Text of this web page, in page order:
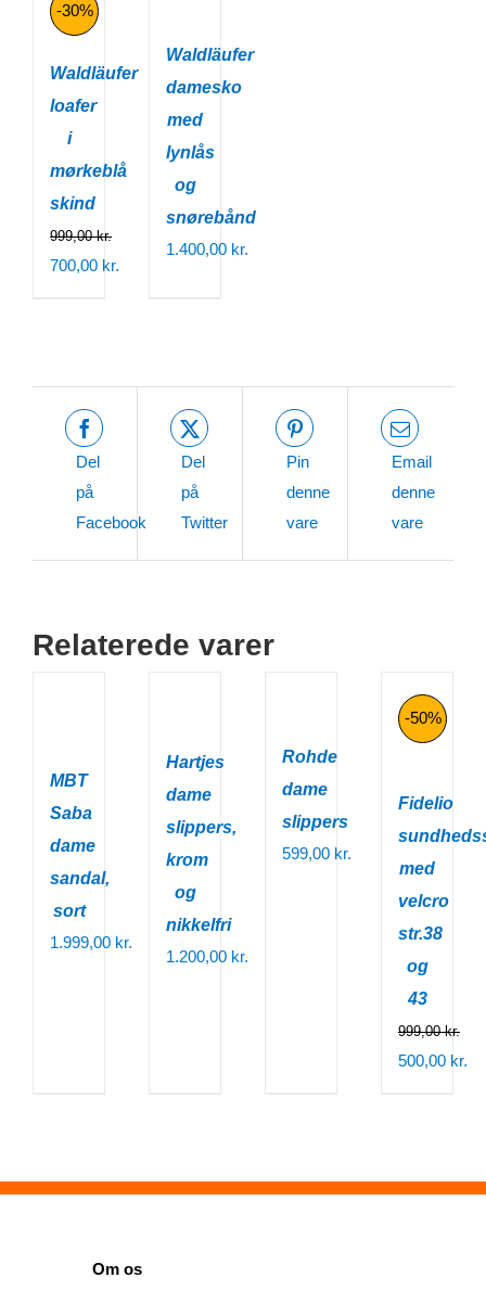
-30%
Waldläufer
loafer
i
mørkeblå
skind
999,00kr.
Den
999,00 kr..
700,00 kr.
er:
700,00 kr..
Waldläufer
damesko
med
lynlås
og
snørebånd
1.400,00 kr.
Del
på
Facebook
Del
på
Twitter
Pin
denne
vare
Email
denne
vare
Relaterede varer
MBT
Saba
dame
sandal,
sort
1.999,00 kr.
Hartjes
dame
slippers,
krom
og
nikkelfri
1.200,00 kr.
Rohde
dame
slippers
599,00 kr.
-50%
Fidelio
med
velcro
str.38
og
43
999,00kr.
Den
999,00 kr..
500,00 kr.
er:
Om os